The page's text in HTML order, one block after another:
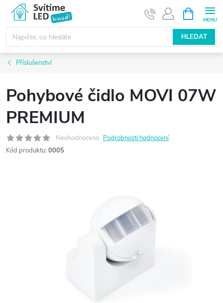
obsah
HLEDAT
NÁKUPNÍ
KOŠÍK
Příslušenství
Pohybové čidlo MOVI 07W
PREMIUM
Neohodnoceno Podrobnosti hodnocení
Kód produktu: 0005